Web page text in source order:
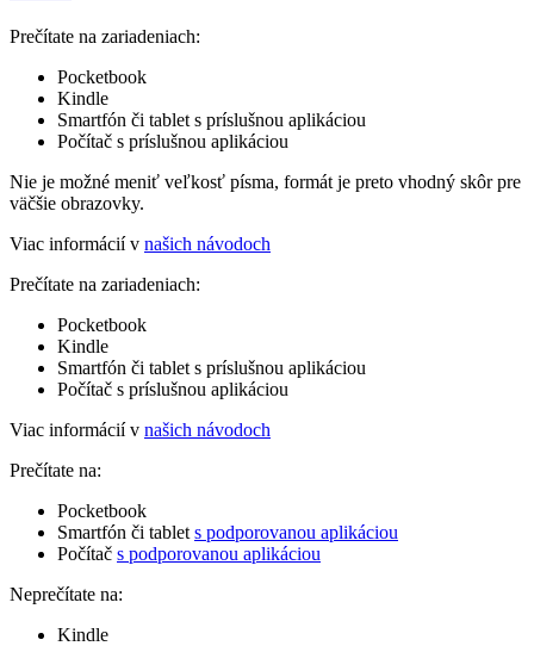
Prečítate na zariadeniach:
Pocketbook
Kindle
Smartfón či tablet s príslušnou aplikáciou
Počítač s príslušnou aplikáciou
Nie je možné meniť veľkosť písma, formát je preto vhodný skôr pre
väčšie obrazovky.
Viac informácií v našich návodoch
Prečítate na zariadeniach:
Pocketbook
Kindle
Smartfón či tablet s príslušnou aplikáciou
Počítač s príslušnou aplikáciou
Viac informácií v našich návodoch
Prečítate na:
Pocketbook
Smartfón či tablet s podporovanou aplikáciou
Počítač s podporovanou aplikáciou
Neprečítate na:
Kindle